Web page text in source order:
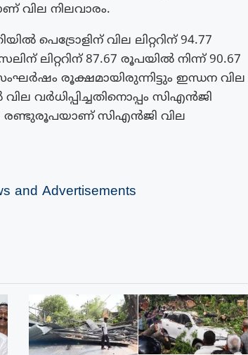
വില നിലവാരം.
പെട്രോളിന് വില ലിറ്ററിന് 94.77
ലിറ്ററിന് 87.67 രൂപയിൽ നിന്ന് 90.67
രൂക്ഷമായിരുന്നിട്ടും ഇന്ധന വില
വില വർധിപ്പിച്ചതിനൊപ്പം സിഎൻജി
രണ്ടുരൂപയാണ് സിഎൻജി വില